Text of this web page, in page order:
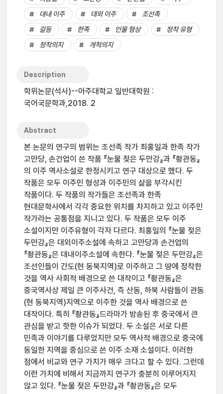
대내 이주
대외 이주
조선족
갈등
한족 인물 형상
정착 유형
정착의지
개척의지
Description
학위논문(석사)--아주대학교 일반대학원 :
국어국문학과,2018. 2
Abstract
본 논문의 연구의 범위는 조선족 작가 최홍일과 한족 작가
고만당, 손건업이 쓴 작품 『눈물 젖은 두만강』과 『촹관동』
의 이주 역사소설로 한정시키고 연구 대상으로 했다. 두
작품은 모두 이주민 형성과 이주민의 삶을 부각시킨
작품이다. 두 작품의 작가들은 조선족과 한족
현대문학사에서 각각 중요한 위치를 차지하고 있고 이주민
작가라는 공통점을 지니고 있다. 두 작품은 모두 이주
소설이지만 이주유형이 각자 다르다. 최홍일의 『눈물 젖은
두만강』은 대외이주소설에 속하고 고만당과 손건업의
『촹관동』은 대내이주소설에 속한다. 『눈물 젖은 두만강』은
조선인들이 간도(현 동북지역)로 이주하고 그 땅에 정착한
것을 역사 사회적 배경으로 쓴 대작이고 『촹관동』은
중국역사상 제일 큰 이주사건, 즉 산동, 하북 사람들이 관동
(현 동북지역)지역으로 이주한 것을 역사 배경으로 쓴
대작이다. 특히 『촹관동』드라마가 방송된 후 중국에서 큰
관심을 받고 핫한 이슈가 되었다. 두 소설은 서로 다른
민족과 이야기를 다루었지만 모두 역사적 배경으로 중국에
동일한 지역을 중심으로 쓴 이주 소재 소설이다. 이러한
점에서 비교와 연구 가치가 매우 크다고 할 수 있다. 그런데
이런 가치에 비해서 지금까지 연구가 충분히 이루어지지
않고 있다. 『눈물 젖은 두만강』과 『촹관동』은 모두